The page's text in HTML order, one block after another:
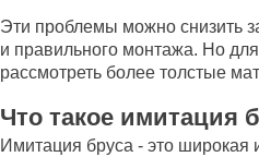
Эти проблемы можно снизить
и правильного монтажа. Но
рассмотреть более толстые
Что такое имитация
Имитация бруса - это широкая